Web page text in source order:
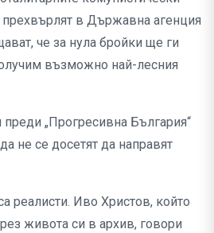
прехвърлят в Държавна агенция
че за нула бройки ще ги
възможно най-лесния
„Прогресивна България“
не се досетят да направят
реалисти. Иво Христов, който
живота си в архив, говори